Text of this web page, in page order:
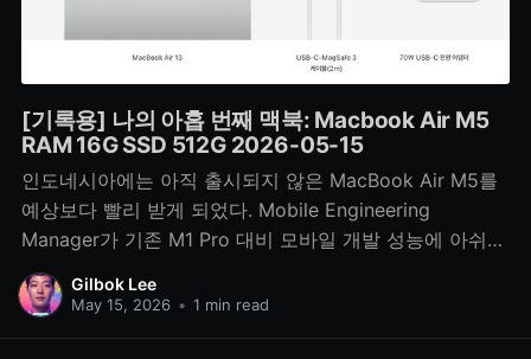
[기록용] 나의 아홉 번째 맥북: Macbook Air M5
RAM 16G SSD 512G 2026-05-15
인도네시아에는 아직 출시되지 않은 MacBook Air M5를
예상보다 빨리 받게 되었다. Mobile Engineering
Manager가 기존 M1 Pro 대비 모바일 개발 성능에 아쉬움
을 느껴 반납하면서 내 차례가 앞당겨졌다. 3nm 기반 M5
와 함께 새로운 개발 환경을 시작한다.
Gilbok Lee
May 15, 2026 • 1 min read